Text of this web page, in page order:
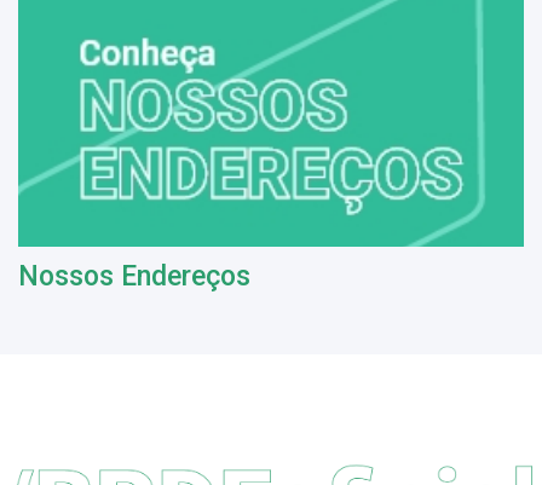
Nossos Endereços